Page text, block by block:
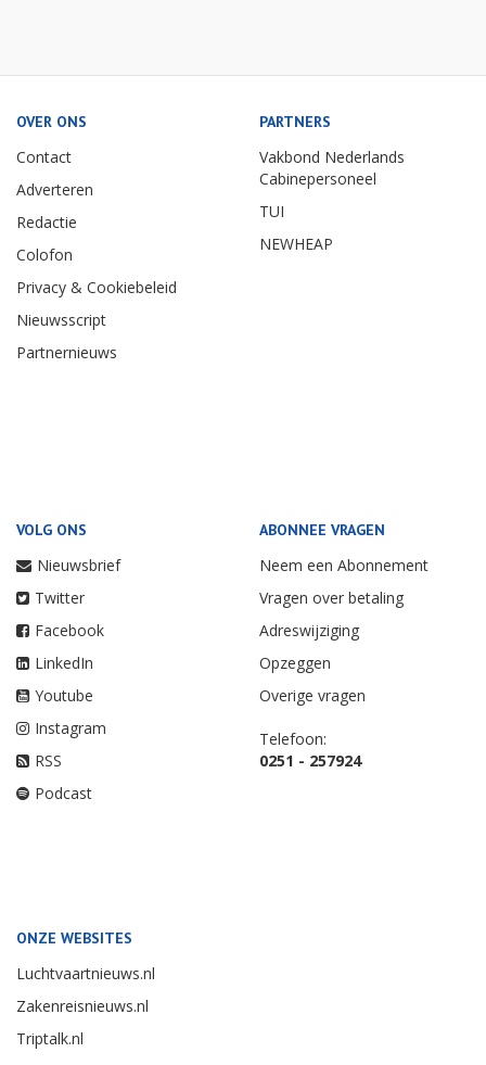
OVER ONS
Contact
Adverteren
Redactie
Colofon
Privacy & Cookiebeleid
Nieuwsscript
Partnernieuws
PARTNERS
Vakbond Nederlands
Cabinepersoneel
TUI
NEWHEAP
VOLG ONS
Nieuwsbrief
Twitter
Facebook
LinkedIn
Youtube
Instagram
RSS
Podcast
ABONNEE VRAGEN
Neem een Abonnement
Vragen over betaling
Adreswijziging
Opzeggen
Overige vragen
Telefoon:
0251 - 257924
ONZE WEBSITES
Luchtvaartnieuws.nl
Zakenreisnieuws.nl
Triptalk.nl